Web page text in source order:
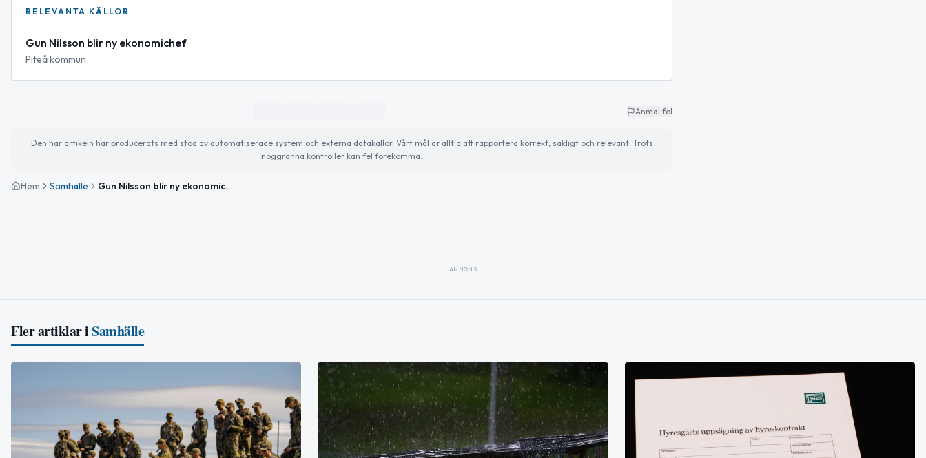
RELEVANTA KÄLLOR
Gun Nilsson blir ny ekonomichef
Piteå kommun
Anmäl fel
Den här artikeln har producerats med stöd av automatiserade system och externa datakällor. Vårt mål är alltid att rapportera korrekt, sakligt och relevant. Trots
noggranna kontroller kan fel förekomma.
Hem Samhälle Gun Nilsson blir ny ekonomichef i Piteå kommun
ANNONS
Fler artiklar iSamhälle